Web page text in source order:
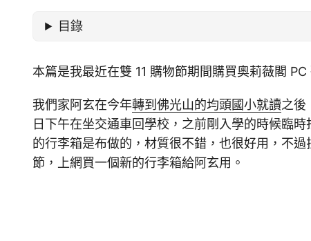
目錄
本篇是我最近在雙 11 購物節期間購買奧莉薇閣
我們家阿玄在今年轉到佛光山的均頭國小就讀之後
日下午在坐交通車回學校，之前剛入學的時候臨
的行李箱是布做的，材質很不錯，也很好用，不
節，上網買一個新的行李箱給阿玄用。